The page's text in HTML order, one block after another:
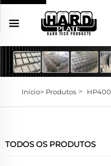
Início> Produtos> HP400
TODOS OS PRODUTOS